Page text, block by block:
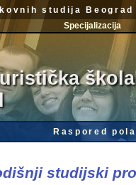
studija Beograd
Specijalizacija
Raspored
studijski